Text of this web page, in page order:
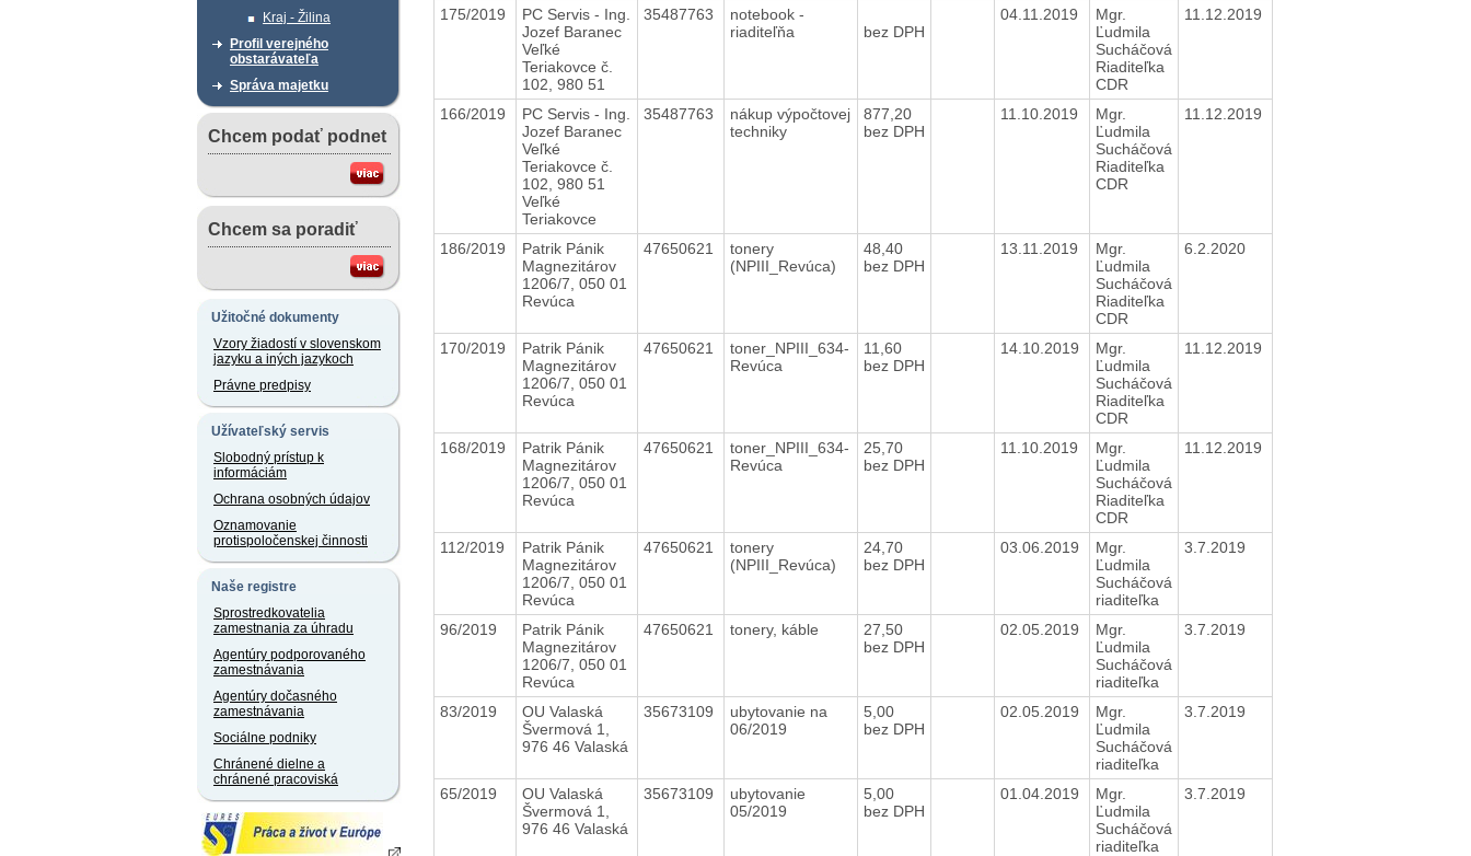
Kraj - Žilina
Profil verejného
obstarávateľa
Správa majetku
Chcem podať podnet
Chcem sa poradiť
Užitočné dokumenty
Vzory žiadostí v slovenskom
jazyku a iných jazykoch
Právne predpisy
Užívateľský servis
Slobodný prístup k
informáciám
Ochrana osobných údajov
Oznamovanie
protispoločenskej činnosti
Naše registre
Sprostredkovatelia
zamestnania za úhradu
Agentúry podporovaného
zamestnávania
Agentúry dočasného
zamestnávania
Sociálne podniky
Chránené dielne a
chránené pracoviská
175/2019
PC Servis - Ing.
Jozef Baranec
Veľké
Teriakovce č.
102, 980 51
35487763
notebook -
riaditeľňa
bez DPH
04.11.2019
Mgr.
Ľudmila
Sucháčová
Riaditeľka
CDR
11.12.2019
166/2019
PC Servis - Ing.
Jozef Baranec
Veľké
Teriakovce č.
102, 980 51
Veľké
Teriakovce
35487763
nákup výpočtovej
techniky
877,20
bez DPH
11.10.2019
Mgr.
Ľudmila
Sucháčová
Riaditeľka
CDR
11.12.2019
186/2019
Patrik Pánik
Magnezitárov
1206/7, 050 01
Revúca
47650621
tonery
(NPIII_Revúca)
48,40
bez DPH
13.11.2019
Mgr.
Ľudmila
Sucháčová
Riaditeľka
CDR
6.2.2020
170/2019
Patrik Pánik
Magnezitárov
1206/7, 050 01
Revúca
47650621
toner_NPIII_634-
Revúca
11,60
bez DPH
14.10.2019
Mgr.
Ľudmila
Sucháčová
Riaditeľka
CDR
11.12.2019
168/2019
Patrik Pánik
Magnezitárov
1206/7, 050 01
Revúca
47650621
toner_NPIII_634-
Revúca
25,70
bez DPH
11.10.2019
Mgr.
Ľudmila
Sucháčová
Riaditeľka
CDR
11.12.2019
112/2019
Patrik Pánik
Magnezitárov
1206/7, 050 01
Revúca
47650621
tonery
(NPIII_Revúca)
24,70
bez DPH
03.06.2019
Mgr.
Ľudmila
Sucháčová
riaditeľka
3.7.2019
96/2019
Patrik Pánik
Magnezitárov
1206/7, 050 01
Revúca
47650621 tonery, káble
27,50
bez DPH
02.05.2019
Mgr.
Ľudmila
Sucháčová
riaditeľka
3.7.2019
83/2019
OU Valaská
Švermová 1,
976 46 Valaská
35673109
ubytovanie na
06/2019
5,00
bez DPH
02.05.2019
Mgr.
Ľudmila
Sucháčová
riaditeľka
3.7.2019
65/2019
OU Valaská
Švermová 1,
976 46 Valaská
35673109
ubytovanie
05/2019
5,00
bez DPH
01.04.2019
Mgr.
Ľudmila
Sucháčová
riaditeľka
3.7.2019